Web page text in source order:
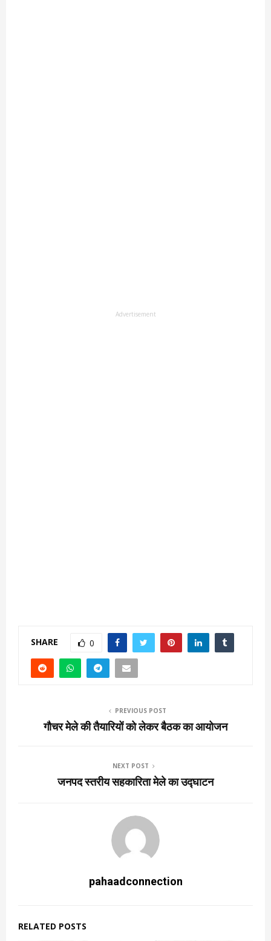
Advertisement
SHARE 0
PREVIOUS POST
गौचर मेले की तैयारियों को लेकर बैठक का आयोजन
NEXT POST
जनपद स्तरीय सहकारिता मेले का उद्घाटन
pahaadconnection
RELATED POSTS